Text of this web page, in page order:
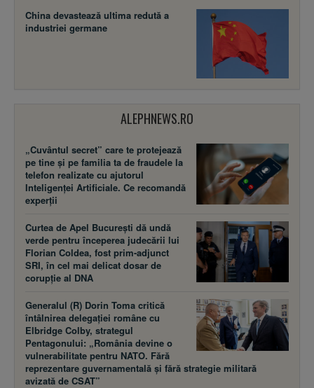
China devastează ultima redută a
industriei germane
ALEPHNEWS.RO
„Cuvântul secret” care te protejează
pe tine și pe familia ta de fraudele la
telefon realizate cu ajutorul
Inteligenței Artificiale. Ce recomandă
experții
Curtea de Apel București dă undă
verde pentru începerea judecării lui
Florian Coldea, fost prim-adjunct
SRI, în cel mai delicat dosar de
corupție al DNA
Generalul (R) Dorin Toma critică
întâlnirea delegației române cu
Elbridge Colby, strategul
Pentagonului: „România devine o
vulnerabilitate pentru NATO. Fără
reprezentare guvernamentală și fără strategie militară
avizată de CSAT”